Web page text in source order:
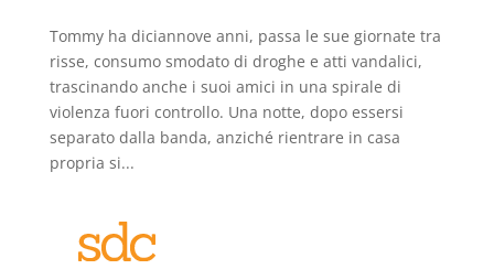
Tommy ha diciannove anni, passa le sue giornate tra
risse, consumo smodato di droghe e atti vandalici,
trascinando anche i suoi amici in una spirale di
violenza fuori controllo. Una notte, dopo essersi
separato dalla banda, anziché rientrare in casa
propria si...